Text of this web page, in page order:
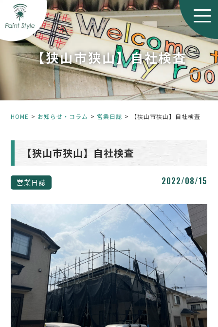
【狭山市狭山】自社検査
HOME お知らせ・コラム 営業日誌 【狭山市狭山】自社検査
【狭山市狭山】自社検査
営業日誌 2022/08/15